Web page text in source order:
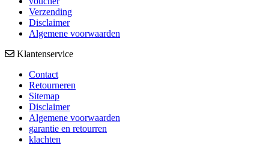
Verzending
Disclaimer
Algemene voorwaarden
Klantenservice
Contact
Retourneren
Sitemap
Disclaimer
Algemene voorwaarden
garantie en retourren
klachten